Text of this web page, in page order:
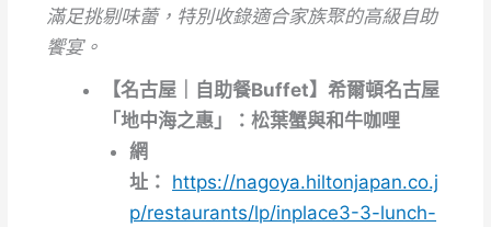
滿足挑剔味蕾，特別收錄適合家族聚的高級自助
饗宴。
【名古屋｜自助餐Buffet】希爾頓名古屋
「地中海之惠」：松葉蟹與和牛咖哩
網
址： https://nagoya.hiltonjapan.co.j
p/restaurants/lp/inplace3-3-lunch-